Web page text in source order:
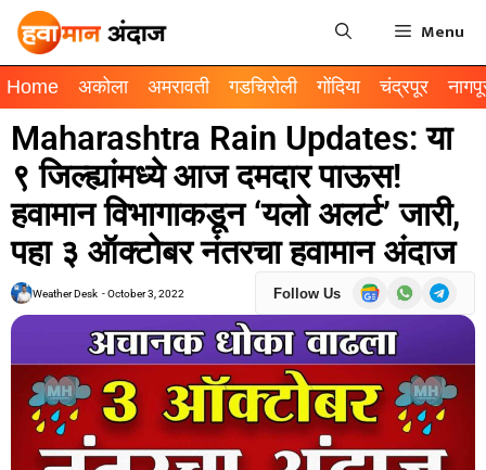
Menu
Home अकोला अमरावती गडचिरोली गोंदिया चंद्रपूर
Maharashtra Rain Updates: या
९ जिल्ह्यांमध्ये आज दमदार पाऊस!
हवामान विभागाकडून ‘यलो अलर्ट’ जारी,
पहा ३ ऑक्टोबर नंतरचा हवामान अंदाज
Weather Desk -October 3, 2022 Follow Us